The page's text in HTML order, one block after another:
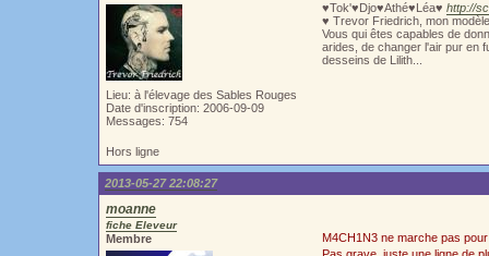
Lieu: à l'élevage des Sables Rouges
Date d'inscription: 2006-09-09
Messages: 754
♥Tok'♥Djo♥Athé♥Léa♥ http://
♥ Trevor Friedrich, mon
Vous qui êtes capables de
arides, de changer l'air pur en
desseins de Lilith...
Hors ligne
2013-05-27 22:08:27
moanne
fiche Eleveur
Membre
M4CH1N3 ne marche pas